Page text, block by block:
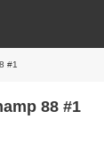
#1
88 #1